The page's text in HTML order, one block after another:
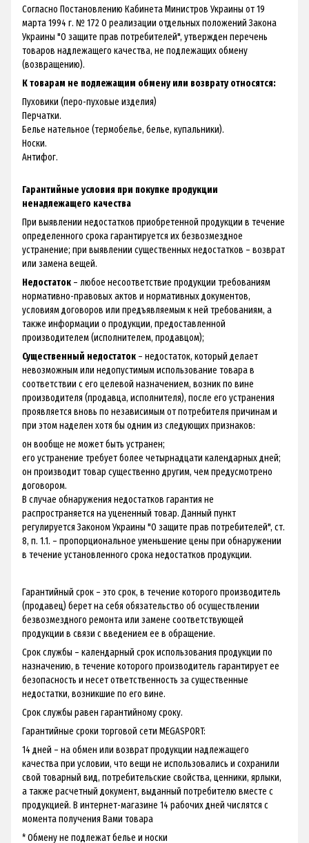
Согласно Постановлению Кабинета Министров Украины от 19
марта 1994 г. № 172 О реализации отдельных положений Закона
Украины "О защите прав потребителей", утвержден перечень
товаров надлежащего качества, не подлежащих обмену
(возвращению).
К товарам не подлежащим обмену или возврату относятся:
Пуховики (перо-пуховые изделия)
Перчатки.
Белье нательное (термобелье, белье, купальники).
Носки.
Антифог.
Гарантийные условия при покупке продукции
ненадлежащего качества
При выявлении недостатков приобретенной продукции в течение
определенного срока гарантируется их безвозмездное
устранение; при выявлении существенных недостатков – возврат
или замена вещей.
Недостаток – любое несоответствие продукции требованиям
нормативно-правовых актов и нормативных документов,
условиям договоров или предъявляемым к ней требованиям, а
также информации о продукции, предоставленной
производителем (исполнителем, продавцом);
Существенный недостаток – недостаток, который делает
невозможным или недопустимым использование товара в
соответствии с его целевой назначением, возник по вине
производителя (продавца, исполнителя), после его устранения
проявляется вновь по независимым от потребителя причинам и
при этом наделен хотя бы одним из следующих признаков:
он вообще не может быть устранен;
его устранение требует более четырнадцати календарных дней;
он производит товар существенно другим, чем предусмотрено
договором.
В случае обнаружения недостатков гарантия не
распространяется на уцененный товар. Данный пункт
регулируется Законом Украины "О защите прав потребителей", ст.
8, п. 1.1. – пропорциональное уменьшение цены при обнаружении
в течение установленного срока недостатков продукции.
Гарантийный срок – это срок, в течение которого производитель
(продавец) берет на себя обязательство об осуществлении
безвозмездного ремонта или замене соответствующей
продукции в связи с введением ее в обращение.
Срок службы – календарный срок использования продукции по
назначению, в течение которого производитель гарантирует ее
безопасность и несет ответственность за существенные
недостатки, возникшие по его вине.
Срок службы равен гарантийному сроку.
Гарантийные сроки торговой сети MEGASPORT:
14 дней – на обмен или возврат продукции надлежащего
качества при условии, что вещи не использовались и сохранили
свой товарный вид, потребительские свойства, ценники, ярлыки,
а также расчетный документ, выданный потребителю вместе с
продукцией. В интернет-магазине 14 рабочих дней числятся с
момента получения Вами товара
* Обмену не подлежат белье и носки